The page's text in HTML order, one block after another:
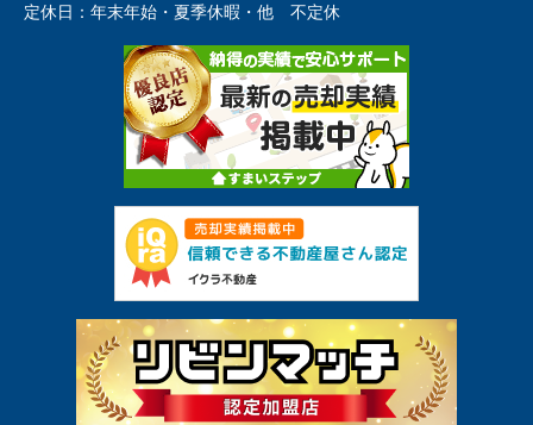
定休日： 年末年始・夏季休暇・他 不定休